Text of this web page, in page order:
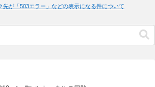
先が「503エラー」などの表示になる件について